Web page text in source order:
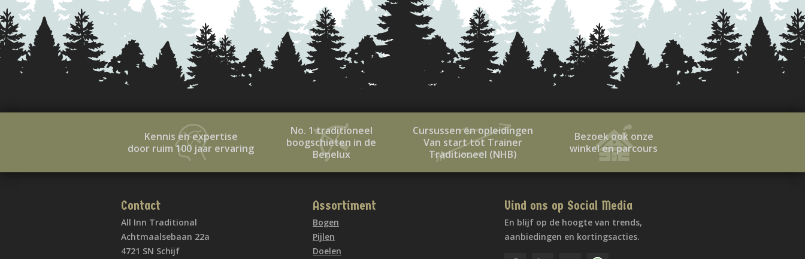
Kennis en expertise
door ruim 100 jaar ervaring
No. 1 traditioneel
boogschieten in de
Benelux
Cursussen en opleidingen
Van start tot Trainer
Traditioneel (NHB)
Bezoek ook onze
winkel en parcours
Contact
All Inn Traditional
Achtmaalsebaan 22a
4721 SN Schijf
Assortiment
Bogen
Pijlen
Doelen
Vind ons op Social Media
En blijf op de hoogte van trends,
aanbiedingen en kortingsacties.